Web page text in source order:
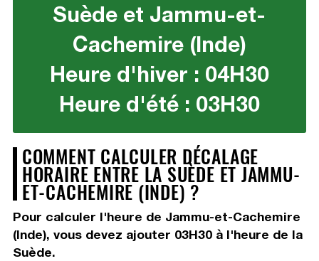
Suède et Jammu-et-
Cachemire (Inde)
Heure d'hiver : 04H30
Heure d'été : 03H30
COMMENT CALCULER DÉCALAGE
HORAIRE ENTRE LA SUÈDE ET JAMMU-
ET-CACHEMIRE (INDE) ?
Pour calculer l'heure de Jammu-et-Cachemire
(Inde), vous devez ajouter 03H30à l'heure de la
Suède.